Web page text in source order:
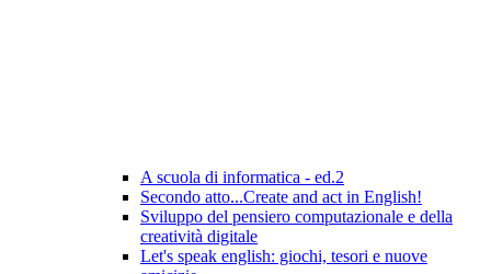
A scuola di informatica - ed.2
Secondo atto...Create and act in English!
Sviluppo del pensiero computazionale e della
creatività digitale
Let's speak english: giochi, tesori e nuove